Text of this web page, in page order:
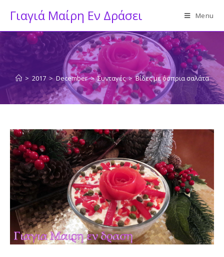
content
Γιαγιά Μαίρη Εν Δράσει Menu
> 2017 > December > Συνταγές > Βίδες με όσπρια σαλάτα